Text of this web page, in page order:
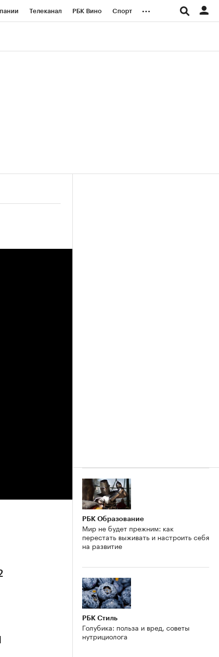
Телеканал РБК Вино Спорт ...
РБК Образование
Мир не будет прежним: как
перестать выживать и настроить себя
на развитие
РБК Стиль
Голубика: польза и вред, советы
нутрициолога